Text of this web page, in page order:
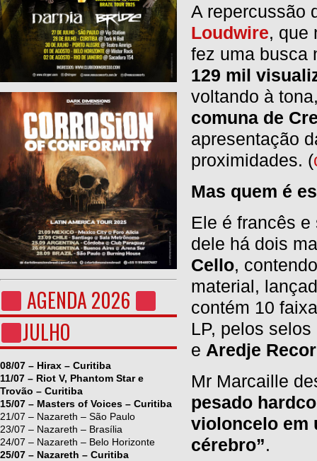
AGENDA 2026
JULHO
08/07 – Hirax – Curitiba
11/07 – Riot V, Phantom Star e
Trovão – Curitiba
15/07 – Masters of Voices – Curitiba
21/07 – Nazareth – São Paulo
23/07 – Nazareth – Brasília
24/07 – Nazareth – Belo Horizonte
25/07 – Nazareth – Curitiba
A repercussão
Loudwire, que
fez uma busca
129 mil
voltando à
comuna de
apresentação
proximidades. (
Mas quem é
Ele é francês
dele há dois
Cello,
material,
contém 10
LP, pelos selos
e Aredje
Mr Marcaille
pesado
violoncelo em
cérebro”.